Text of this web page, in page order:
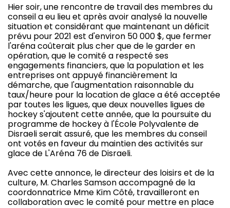
Hier soir, une rencontre de travail des membres du
conseil a eu lieu et après avoir analysé la nouvelle
situation et considérant que maintenant un déficit
prévu pour 2021 est d'environ 50 000 $, que fermer
l'aréna coûterait plus cher que de le garder en
opération, que le comité a respecté ses
engagements financiers, que la population et les
entreprises ont appuyé financièrement la
démarche, que l'augmentation raisonnable du
taux/heure pour la location de glace a été acceptée
par toutes les ligues, que deux nouvelles ligues de
hockey s'ajoutent cette année, que la poursuite du
programme de hockey à l'École Polyvalente de
Disraeli serait assuré, que les membres du conseil
ont votés en faveur du maintien des activités sur
glace de L'Aréna 76 de Disraeli.
Avec cette annonce, le directeur des loisirs et de la
culture, M. Charles Samson accompagné de la
coordonnatrice Mme Kim Côté, travailleront en
collaboration avec le comité pour mettre en place